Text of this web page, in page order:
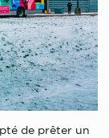
de prêter un